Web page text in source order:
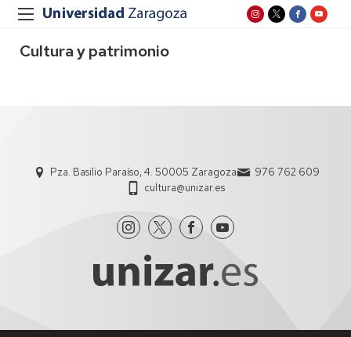
Cultura y patrimonio
Pza. Basilio Paraíso, 4. 50005 Zaragoza
976 762 609
cultura@unizar.es